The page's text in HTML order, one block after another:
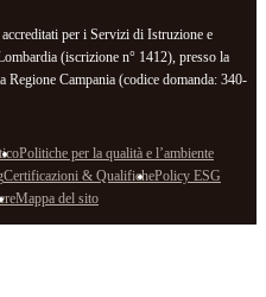
per i Servizi di Istruzione e
(iscrizione n° 1412), presso la
Campania (codice domanda: 340-
Politiche per la qualità e l’ambiente
Certificazioni & QualifichePolicy ESG
Mappa del sito